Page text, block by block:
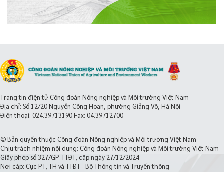
Trang tin điện tử Công đoàn Nông nghiệp và Môi trường Việt Nam
Địa chỉ: Số 12/20 Nguyễn Công Hoan, phường Giảng Võ, Hà Nội
Điện thoại: 024.39713190Fax: 04.39712700
© Bản quyền thuộc Công đoàn Nông nghiệp và Môi trường Việt Nam
Chịu trách nhiệm nội dung: Công đoàn Nông nghiệp và Môi trường Việt Nam
Giấy phép số 327/GP-TTĐT, cấp ngày 27/12/2024
Nơi cấp: Cục PT, TH và TTĐT - Bộ Thông tin và Truyền thông